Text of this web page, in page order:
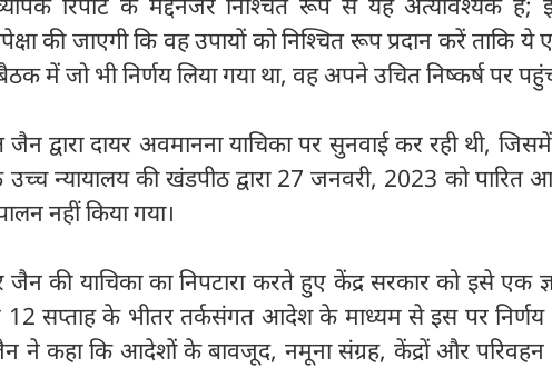
की जाएगी कि वह उपायों को निश्चित रूप प्रदान करें ताकि
में जो भी निर्णय लिया गया था, वह अपने उचित निष्कर्ष पर
जैन द्वारा दायर अवमानना ​​याचिका पर सुनवाई कर रही थी,
उच्च न्यायालय की खंडपीठ द्वारा 27 जनवरी, 2023 को पारित
नहीं किया गया।
जैन की याचिका का निपटारा करते हुए केंद्र सरकार को इसे एक
सप्ताह के भीतर तर्कसंगत आदेश के माध्यम से इस पर
जैन ने कहा कि आदेशों के बावजूद, नमूना संग्रह, केंद्रों और